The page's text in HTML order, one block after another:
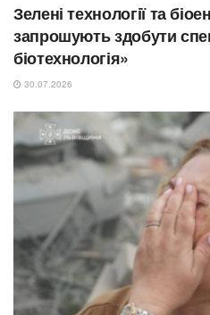
Зелені технології та
запрошують здобути
біотехнологія»
30.07.2026